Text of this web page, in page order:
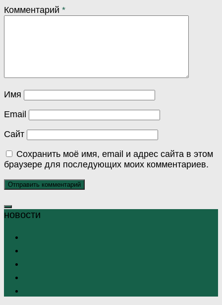
Комментарий *
Имя
Email
Сайт
Сохранить моё имя, email и адрес сайта в этом
браузере для последующих моих комментариев.